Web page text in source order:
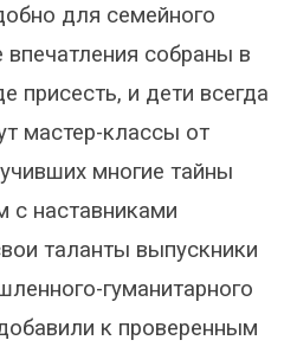
для семейного
собраны в
присесть, и дети всегда
мастер-классы от
многие тайны
с наставниками
таланты выпускники
гуманитарного
к проверенным